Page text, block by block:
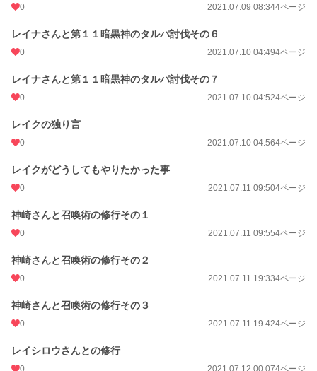
0 2021.07.09 08:344ページ
レイナさんと第１１暗黒神のタルパ討伐その６
0 2021.07.10 04:494ページ
レイナさんと第１１暗黒神のタルパ討伐その７
0 2021.07.10 04:524ページ
レイクの独り言
0 2021.07.10 04:564ページ
レイクがどうしてもやりたかった事
0 2021.07.11 09:504ページ
神崎さんと召喚術の修行その１
0 2021.07.11 09:554ページ
神崎さんと召喚術の修行その２
0 2021.07.11 19:334ページ
神崎さんと召喚術の修行その３
0 2021.07.11 19:424ページ
レイシロウさんとの修行
0 2021.07.12 00:074ページ